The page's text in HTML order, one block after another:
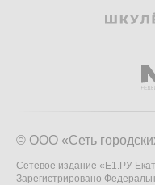
© ООО «Сеть
Сетевое издание «Е1.РУ
Зарегистрировано